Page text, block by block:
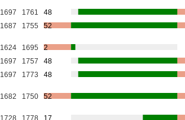
1697 1761
48
1687 1755 52
1624 1695
2
1697 1757
48
1697 1773 48
1682 1750 52
1728 1778 17